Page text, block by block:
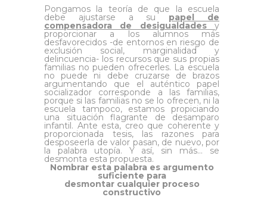
Pongamos la teoría de que la escuela
debe ajustarse a su papel de
compensadora de desigualdades y
proporcionar a los alumnos más
desfavorecidos -de entornos en riesgo de
exclusión social, marginalidad y
delincuencia- los recursos que sus propias
familias no pueden ofrecerles. La escuela
no puede ni debe cruzarse de brazos
argumentando que el auténtico papel
socializador corresponde a las familias,
porque si las familias no se lo ofrecen, ni la
escuela tampoco, estamos propiciando
una situación flagrante de desamparo
infantil. Ante esta, creo que coherente y
proporcionada tesis, las razones para
desposeerla de valor pasan, de nuevo, por
la palabra utopía. Y así, sin más… se
desmonta esta propuesta.
Nombrar esta palabra es argumento
suficiente para
desmontar cualquier proceso
constructivo